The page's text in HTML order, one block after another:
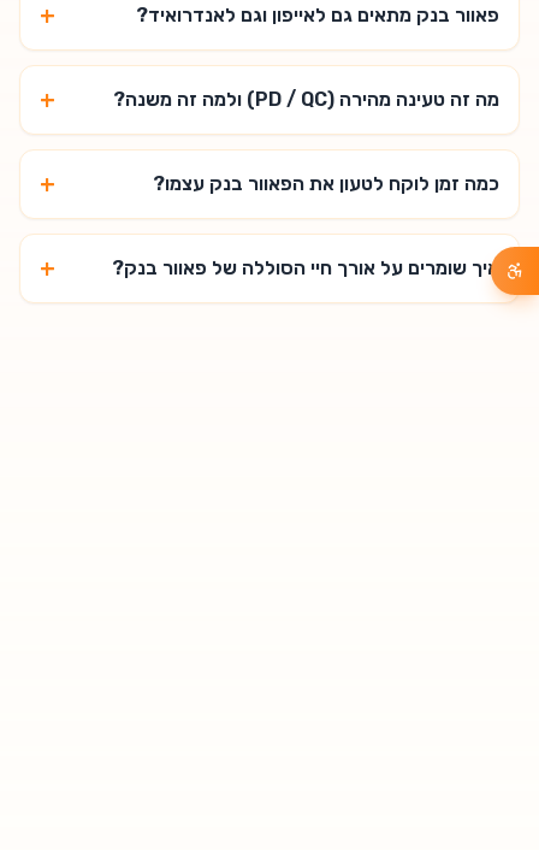
פאוור בנק מתאים גם לאייפון וגם לאנדרואיד? +
מה זה טעינה מהירה (PD / QC) ולמה זה משנה? +
כמה זמן לוקח לטעון את הפאוור בנק עצמו? +
איך שומרים על אורך חיי הסוללה של פאוור בנק? +